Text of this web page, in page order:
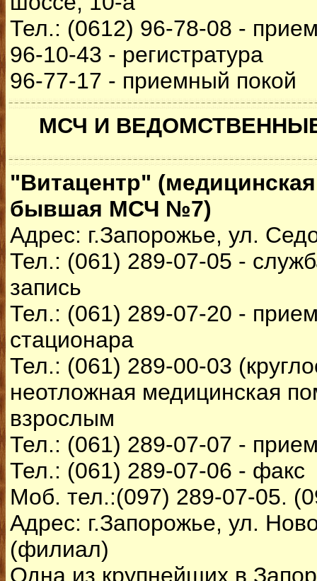
Тел.: (0612) 96-78-08 -
96-10-43 - регистратура
96-77-17 - приемный покой
МСЧ И
"Витацентр"
бывшая МСЧ №7)
Адрес: г.Запорожье, ул.
Тел.: (061) 289-07-05 -
запись
Тел.: (061) 289-07-20 -
стационара
Тел.: (061) 289-00-03
неотложная медицинская
взрослым
Тел.: (061) 289-07-07 -
Тел.: (061) 289-07-06 - факс
Моб. тел.:(097) 289-07-05.
Адрес: г.Запорожье, ул.
(филиал)
Одна из крупнейших в